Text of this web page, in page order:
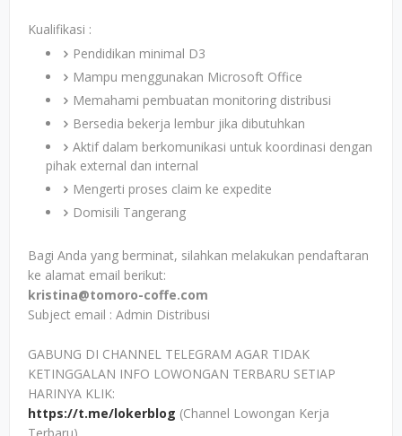
Kualifikasi :
Pendidikan minimal D3
Mampu menggunakan Microsoft Office
Memahami pembuatan monitoring distribusi
Bersedia bekerja lembur jika dibutuhkan
Aktif dalam berkomunikasi untuk koordinasi dengan
pihak external dan internal
Mengerti proses claim ke expedite
Domisili Tangerang
Bagi Anda yang berminat, silahkan melakukan pendaftaran
ke alamat email berikut:
kristina@tomoro-coffe.com
Subject email : Admin Distribusi
GABUNG DI CHANNEL TELEGRAM AGAR TIDAK
KETINGGALAN INFO LOWONGAN TERBARU SETIAP
HARINYA KLIK:
https://t.me/lokerblog (Channel Lowongan Kerja